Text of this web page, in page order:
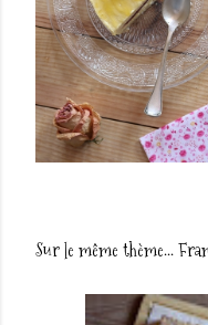
Sur le même thème...